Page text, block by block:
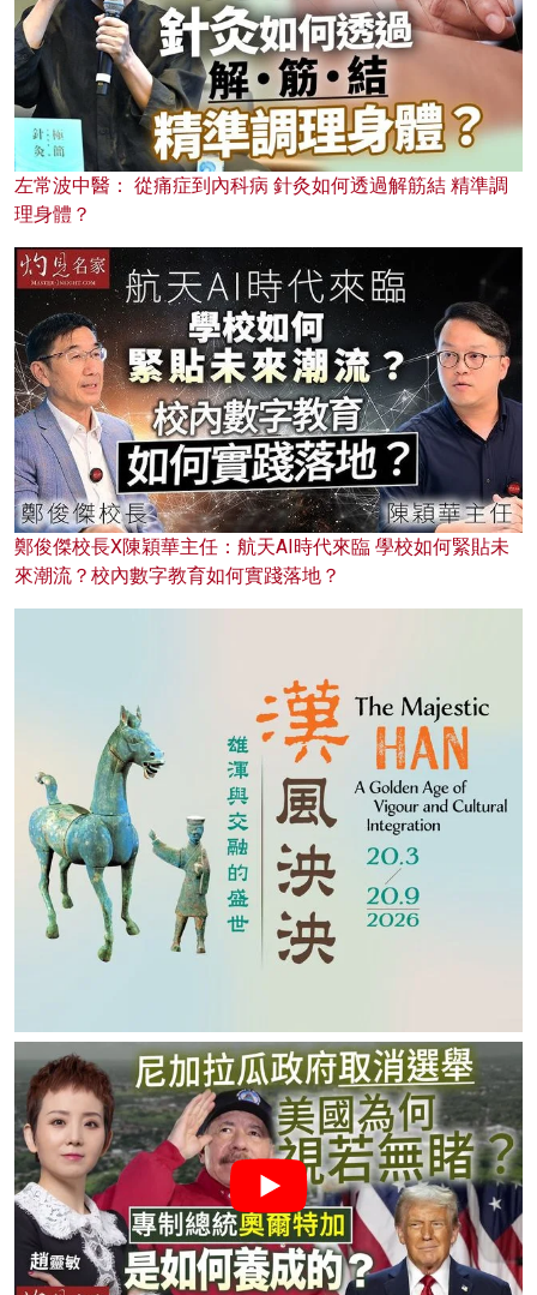
左常波中醫： 從痛症到內科病 針灸如何透過解筋結 精準調
理身體？
鄭俊傑校長X陳穎華主任：航天AI時代來臨 學校如何緊貼未
來潮流？校內數字教育如何實踐落地？